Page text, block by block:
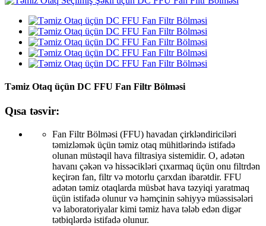
Təmiz Otaq üçün DC FFU Fan Filtr Bölməsi
Qısa təsvir:
Fan Filtr Bölməsi (FFU) havadan çirkləndiriciləri
təmizləmək üçün təmiz otaq mühitlərində istifadə
olunan müstəqil hava filtrasiya sistemidir. O, adətən
havanı çəkən və hissəcikləri çıxarmaq üçün onu filtrdən
keçirən fan, filtr və motorlu çarxdan ibarətdir. FFU
adətən təmiz otaqlarda müsbət hava təzyiqi yaratmaq
üçün istifadə olunur və həmçinin səhiyyə müəssisələri
və laboratoriyalar kimi təmiz hava tələb edən digər
tətbiqlərdə istifadə olunur.